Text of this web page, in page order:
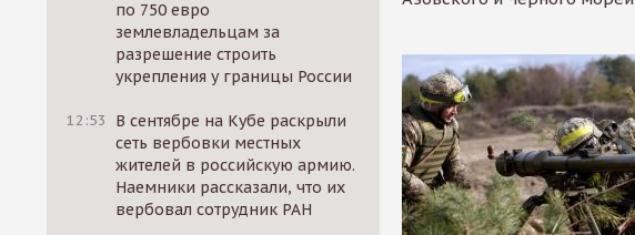
по 750 евро
землевладельцам за
разрешение строить
укрепления у границы России
12:53
В сентябре на Кубе раскрыли
сеть вербовки местных
жителей в российскую армию.
Наемники рассказали, что их
вербовал сотрудник РАН